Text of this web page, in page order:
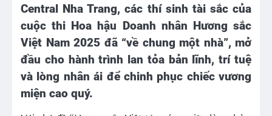
Central Nha Trang, các thí sinh tài sắc của
cuộc thi Hoa hậu Doanh nhân Hương sắc
Việt Nam 2025 đã “về chung một nhà”, mở
đầu cho hành trình lan tỏa bản lĩnh, trí tuệ
và lòng nhân ái để chinh phục chiếc vương
miện cao quý.